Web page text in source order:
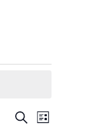
Recherche
de
Liste